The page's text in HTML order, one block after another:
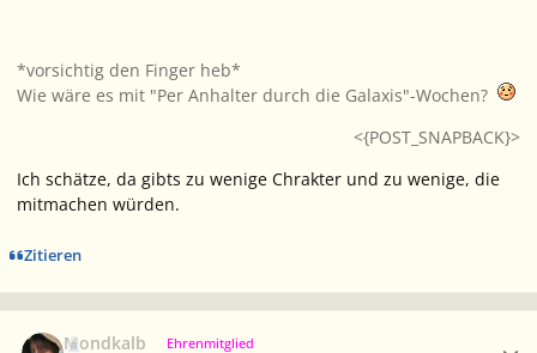
*vorsichtig den Finger heb*
Wie wäre es mit "Per Anhalter durch die Galaxis"-Wochen?
<{POST_SNAPBACK}>
Ich schätze, da gibts zu wenige Chrakter und zu wenige, die
mitmachen würden.
Zitieren
Mondkalb Ehrenmitglied